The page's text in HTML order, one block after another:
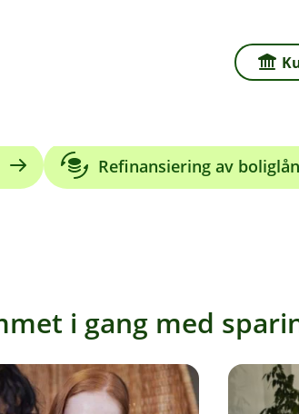
Refinansiering av boliglån
i gang med